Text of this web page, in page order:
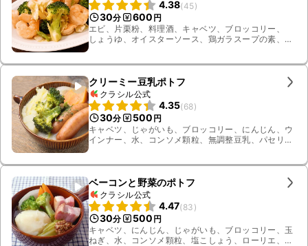
4.38(45)
30分 600 円
エビ、片栗粉、料理酒、キャベツ、ブロッコリー、
しょうゆ、オイスターソース、鶏ガラスープの素、塩
クリーミー豆乳ポトフ
クラシル公式
4.35(68)
30分 500 円
キャベツ、じゃがいも、ブロッコリー、にんじん、ウ
インナー、水、コンソメ顆粒、無調整豆乳、パセリ、
ベーコンと野菜のポトフ
クラシル公式
4.47(83 )
30分 500 円
キャベツ、にんじん、じゃがいも、ブロッコリー、玉
ねぎ、水、コンソメ顆粒、塩こしょう、ローリエ、粒